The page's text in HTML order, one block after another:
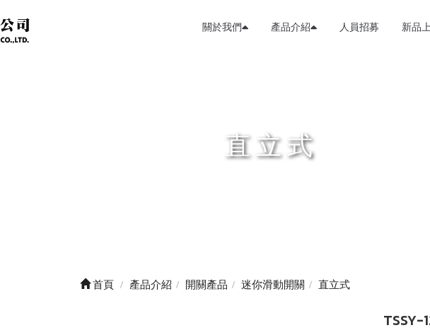
關於我們 產品介紹 人員招募 新品
直立式
首頁 產品介紹 開關產品 迷你滑動開關 直立式
TSSY-